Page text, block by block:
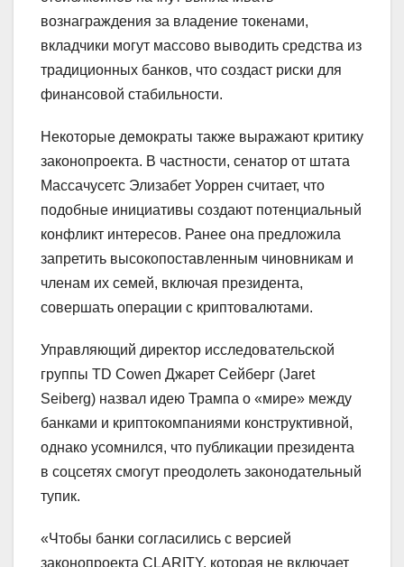
вознаграждения за владение токенами,
вкладчики могут массово выводить средства из
традиционных банков, что создаст риски для
финансовой стабильности.
Некоторые демократы также выражают критику
законопроекта. В частности, сенатор от штата
Массачусетс Элизабет Уоррен считает, что
подобные инициативы создают потенциальный
конфликт интересов. Ранее она предложила
запретить высокопоставленным чиновникам и
членам их семей, включая президента,
совершать операции с криптовалютами.
Управляющий директор исследовательской
группы TD Cowen Джарет Сейберг (Jaret
Seiberg) назвал идею Трампа о «мире» между
банками и криптокомпаниями конструктивной,
однако усомнился, что публикации президента
в соцсетях смогут преодолеть законодательный
тупик.
«Чтобы банки согласились с версией
законопроекта CLARITY, которая не включает